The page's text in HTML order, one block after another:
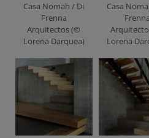
Casa Nomah / Di
Frenna
Arquitectos (©
Lorena Darquea)
Casa
Frenna
Lorena